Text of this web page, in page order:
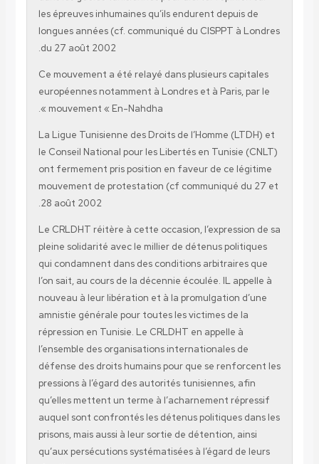
les épreuves inhumaines qu’ils endurent depuis de
longues années (cf. communiqué du CISPPT à Londres
du 27 août 2002.
Ce mouvement a été relayé dans plusieurs capitales
européennes notamment à Londres et à Paris, par le
mouvement « En-Nahdha ».
La Ligue Tunisienne des Droits de l’Homme (LTDH) et
le Conseil National pour les Libertés en Tunisie (CNLT)
ont fermement pris position en faveur de ce légitime
mouvement de protestation (cf communiqué du 27 et
28 août 2002.
Le CRLDHT réitère à cette occasion, l’expression de sa
pleine solidarité avec le millier de détenus politiques
qui condamnent dans des conditions arbitraires que
l’on sait, au cours de la décennie écoulée. IL appelle à
nouveau à leur libération et à la promulgation d’une
amnistie générale pour toutes les victimes de la
répression en Tunisie. Le CRLDHT en appelle à
l’ensemble des organisations internationales de
défense des droits humains pour que se renforcent les
pressions à l’égard des autorités tunisiennes, afin
qu’elles mettent un terme à l’acharnement répressif
auquel sont confrontés les détenus politiques dans les
prisons, mais aussi à leur sortie de détention, ainsi
qu’aux persécutions systématisées à l’égard de leurs